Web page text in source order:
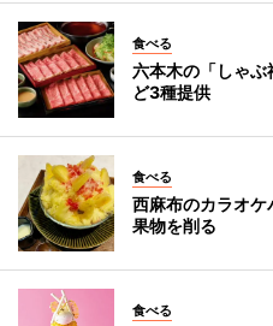
食べる
六本木の「しゃ
ど3種提供
食べる
西麻布のカラオ
果物を削る
食べる